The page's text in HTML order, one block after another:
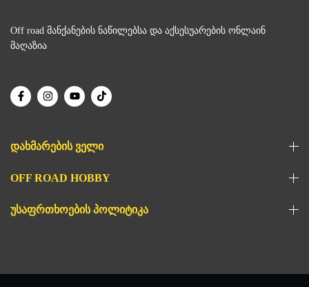
Off road მანქანების ნაწილებსა და აქსესუარების ონლაინ
მაღაზია
ᲓᲐᲮᲛᲐᲠᲔᲑᲘᲡ ᲕᲔᲚᲘ
OFF ROAD HOBBY
ᲣᲡᲐᲤᲠᲗᲮᲝᲔᲑᲘᲡ ᲞᲝᲚᲘᲢᲘᲙᲐ